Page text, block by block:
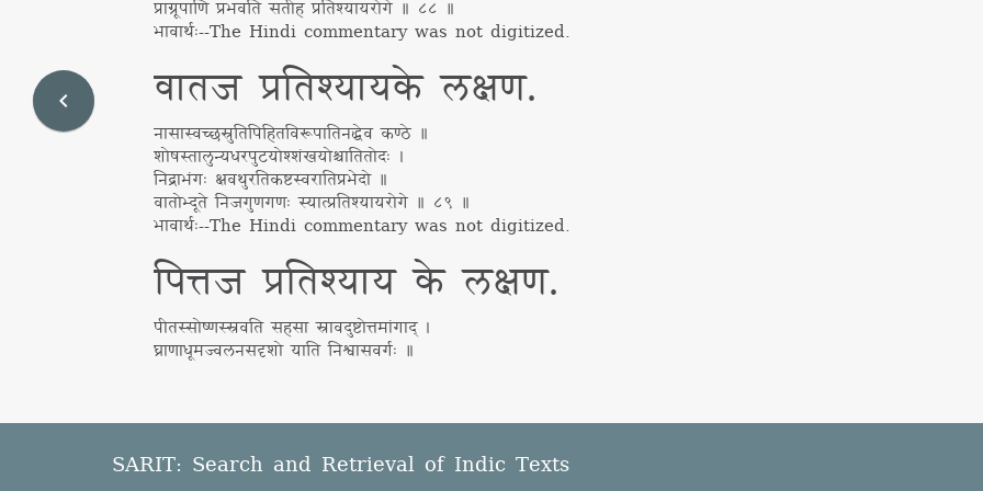
navigate_before
प्राग्रूपाणि प्रभवति सतीह प्रतिश्यायरोगे ॥ ८८ ॥
भावार्थः--The Hindi commentary was not digitized.
वातज प्रतिश्यायके लक्षण.
नासास्वच्छस्रुतिपिहितविरूपातिनद्धेव कण्ठे ॥
शोषस्तालुन्यधरपुटयोश्शंखयोश्चातितोदः ।
निद्राभंगः क्षवथुरतिकष्टस्वरातिप्रभेदो ॥
वातोभ्दूते निजगुणगणः स्यात्प्रतिश्यायरोगे ॥ ८९ ॥
भावार्थः--The Hindi commentary was not digitized.
पित्तज प्रतिश्याय के लक्षण.
पीतस्सोष्णस्स्रवति सहसा स्रावदुष्टोत्तमांगाद् ।
घ्राणाधूमज्वलनसदृशो याति निश्वासवर्गः ॥
SARIT: Search and Retrieval of Indic Texts